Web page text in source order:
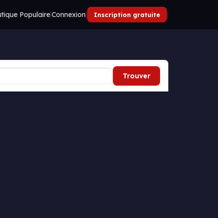
Populaire|Connexion| Inscription gratuite |
Trouver